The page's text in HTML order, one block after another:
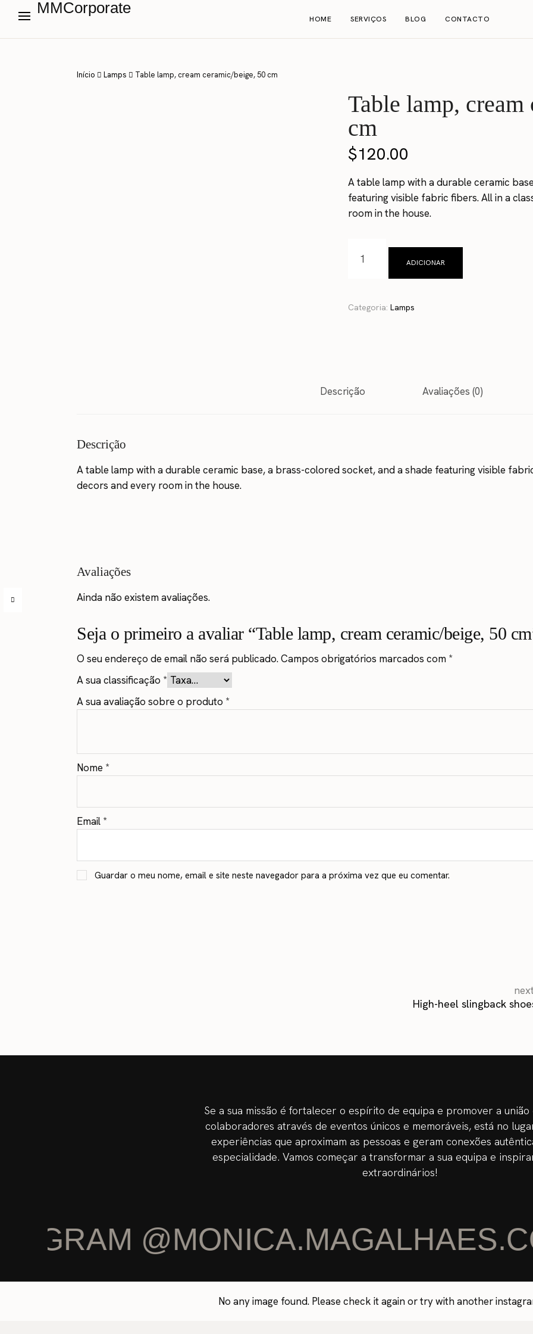
MMCorporate
HOME SERVIÇOS BLOG CONTACTO
Início Lamps Table lamp, cream ceramic/beige, 50 cm
Table lamp,
cm
$120.00
A table lamp with a durable ceramic
featuring visible fabric fibers. All in a
room in the house.
ADICIONAR
Categoria:Lamps
Descrição Avaliações (0)
Descrição
A table lamp with a durable ceramic base, a brass-colored socket, and a shade featuring visible
decors and every room in the house.
Avaliações
Ainda não existem avaliações.
Seja o primeiro a avaliar “Table lamp, cream ceramic/beige, 50
O seu endereço de email não será publicado.Campos obrigatórios marcados com *
A sua classificação *
A sua avaliação sobre o produto *
Nome *
Email *
Guardar o meu nome, email e site neste navegador para a próxima vez que eu comentar.
High-heel slingback
Se a sua missão é fortalecer o espírito de equipa e promover a união
colaboradores através de eventos únicos e memoráveis, está no
experiências que aproximam as pessoas e geram conexões
especialidade. Vamos começar a transformar a sua equipa e
extraordinários!
No any image found. Please check it again or try with another